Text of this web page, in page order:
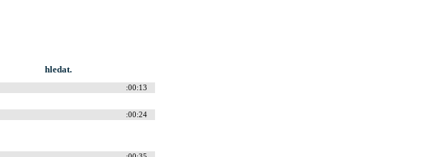
hledat.
:00:13
:00:24